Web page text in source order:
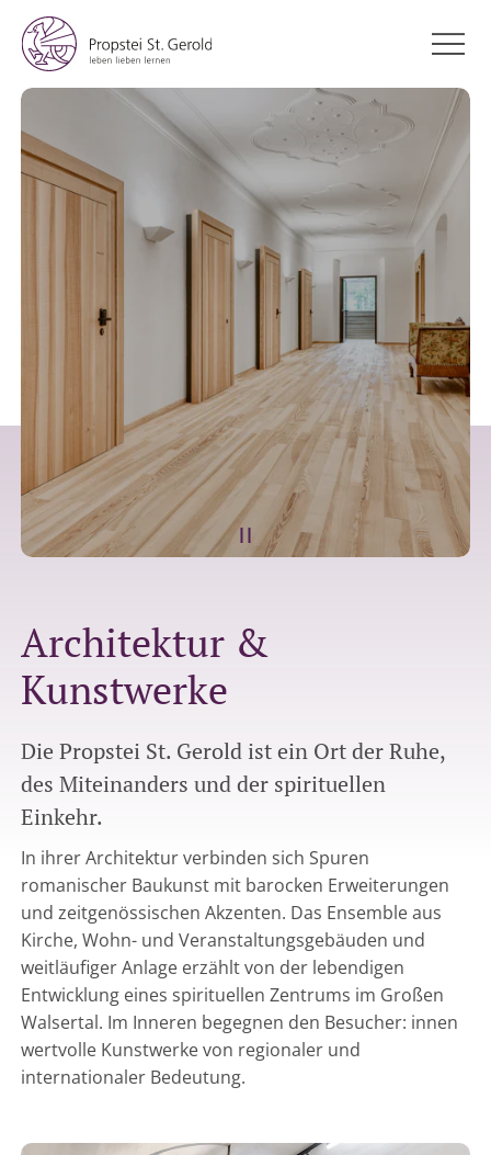
Architektur &
Kunstwerke
Die Propstei St. Gerold ist ein Ort der Ruhe,
des Miteinanders und der spirituellen
Einkehr.
In ihrer Architektur verbinden sich Spuren
romanischer Baukunst mit barocken Erweiterungen
und zeitgenössischen Akzenten. Das Ensemble aus
Kirche, Wohn- und Veranstaltungsgebäuden und
weitläufiger Anlage erzählt von der lebendigen
Entwicklung eines spirituellen Zentrums im Großen
Walsertal. Im Inneren begegnen den Besucher: innen
wertvolle Kunstwerke von regionaler und
internationaler Bedeutung.